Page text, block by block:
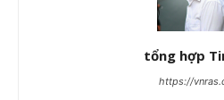
tổng hợp
https://